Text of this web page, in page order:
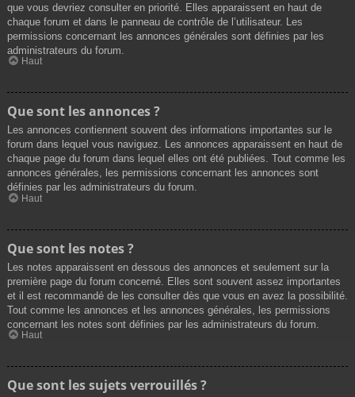
que vous devriez consulter en priorité. Elles apparaissent en haut de
chaque forum et dans le panneau de contrôle de l’utilisateur. Les
permissions concernant les annonces générales sont définies par les
administrateurs du forum.
Haut
Que sont les annonces ?
Les annonces contiennent souvent des informations importantes sur le
forum dans lequel vous naviguez. Les annonces apparaissent en haut de
chaque page du forum dans lequel elles ont été publiées. Tout comme les
annonces générales, les permissions concernant les annonces sont
définies par les administrateurs du forum.
Haut
Que sont les notes ?
Les notes apparaissent en dessous des annonces et seulement sur la
première page du forum concerné. Elles sont souvent assez importantes
et il est recommandé de les consulter dès que vous en avez la possibilité.
Tout comme les annonces et les annonces générales, les permissions
concernant les notes sont définies par les administrateurs du forum.
Haut
Que sont les sujets verrouillés ?